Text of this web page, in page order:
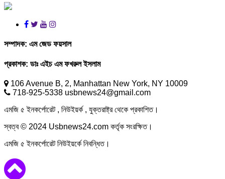
সম্পাদক: এম জেড ফয়সাল
প্রকাশক: ডাঃ এইচ এম ফখরুল ইসলাম
106 Avenue B, 2, Manhattan New York, NY 10009
718-925-5338 usbnews24@gmail.com
এমজি ৫ ইনকর্পোরেট , নিউইয়র্ক , যুক্তরাষ্ট্র থেকে প্রকাশিত।
স্বত্ব © 2024 Usbnews24.com কর্তৃক সংরক্ষিত।
এমজি ৫ ইনকর্পোরেট নিউইয়র্কে নিবন্ধিত।